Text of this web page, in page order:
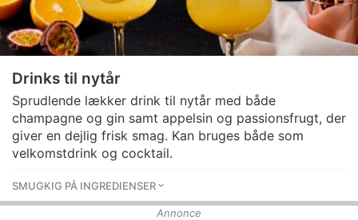
Drinks til nytår
Sprudlende lækker drink til nytår med både
champagne og gin samt appelsin og passionsfrugt, der
giver en dejlig frisk smag. Kan bruges både som
velkomstdrink og cocktail.
SMUGKIG PÅ INGREDIENSER
Annonce